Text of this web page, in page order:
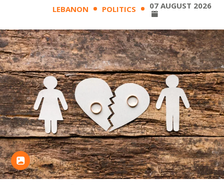
LEBANON POLITICS 07 AUGUST 2026